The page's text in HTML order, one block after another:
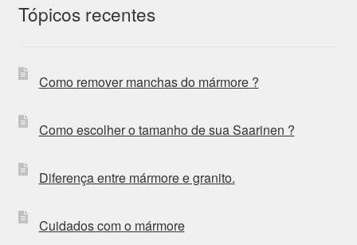
Tópicos recentes
Como remover manchas do mármore ?
Como escolher o tamanho de sua Saarinen ?
Diferença entre mármore e granito.
Cuidados com o mármore